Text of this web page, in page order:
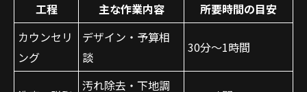
工程
主な作業内容
所要時間の目安
カウンセリ
ング
デザイン・予算相
談
30分〜1時間
汚れ除去・下地調